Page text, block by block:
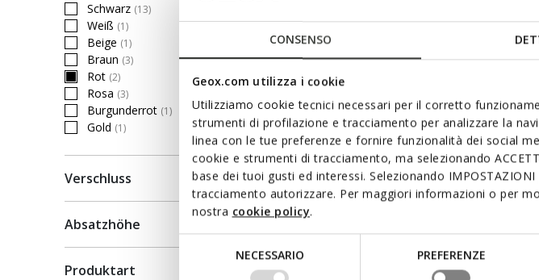
CONSENSO
Geox.com utilizza i cookie
Utilizziamo cookie tecnici necessari per il corretto
strumenti di profilazione e tracciamento per analizzare la
linea con le tue preferenze e fornire funzionalità dei social
cookie e strumenti di tracciamento, ma selezionando
base dei tuoi gusti ed interessi. Selezionando
tracciamento autorizzare. Per maggiori informazioni o per
nostra cookie policy.
NECESSARIO PREFERENZE
Schwarz (13)
Refine by Farbe: Schwarz
Weiß (1)
Refine by Farbe: Weiß
Beige (1)
Refine by Farbe: Beige
Braun (3)
Refine by Farbe: Braun
Rot (2)
selected Currently Refined by Farbe: Rot
Rosa (3)
Refine by Farbe: Rosa
Burgunderrot (1)
Refine by Farbe: Burgunderrot
Gold (1)
Refine by Farbe: Gold
Verschluss
Absatzhöhe
Produktart